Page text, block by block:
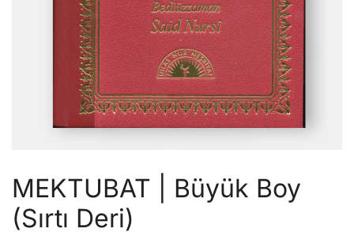
MEKTUBAT | Büyük Boy
(Sırtı Deri)